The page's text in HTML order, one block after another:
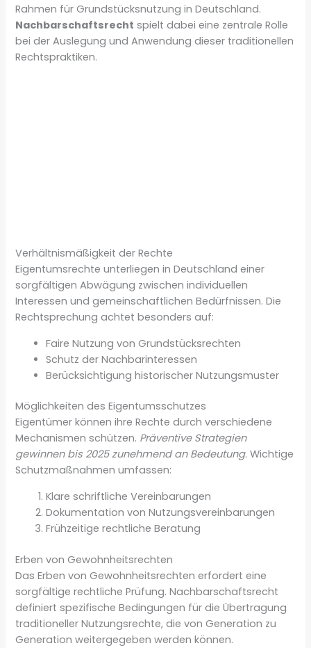
Rahmen für Grundstücksnutzung in Deutschland.
Nachbarschaftsrecht spielt dabei eine zentrale Rolle
bei der Auslegung und Anwendung dieser traditionellen
Rechtspraktiken.
Verhältnismäßigkeit der Rechte
Eigentumsrechte unterliegen in Deutschland einer
sorgfältigen Abwägung zwischen individuellen
Interessen und gemeinschaftlichen Bedürfnissen. Die
Rechtsprechung achtet besonders auf:
Faire Nutzung von Grundstücksrechten
Schutz der Nachbarinteressen
Berücksichtigung historischer Nutzungsmuster
Möglichkeiten des Eigentumsschutzes
Eigentümer können ihre Rechte durch verschiedene
Mechanismen schützen. Präventive Strategien
gewinnen bis 2025 zunehmend an Bedeutung. Wichtige
Schutzmaßnahmen umfassen:
Klare schriftliche Vereinbarungen
Dokumentation von Nutzungsvereinbarungen
Frühzeitige rechtliche Beratung
Erben von Gewohnheitsrechten
Das Erben von Gewohnheitsrechten erfordert eine
sorgfältige rechtliche Prüfung. Nachbarschaftsrecht
definiert spezifische Bedingungen für die Übertragung
traditioneller Nutzungsrechte, die von Generation zu
Generation weitergegeben werden können.